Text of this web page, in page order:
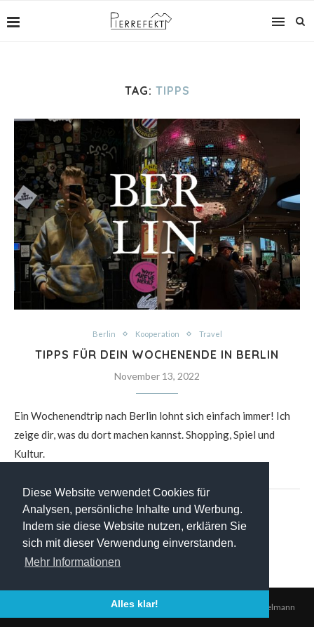
Diese Website verwendet Cookies für
Analysen, persönliche Inhalte und Werbung.
Indem sie diese Website nutzen, erklären Sie
sich mit dieser Verwendung einverstanden.
Mehr Informationen
Alles klar!
TAG: TIPPS
Berlin Kooperation Travel
TIPPS FÜR DEIN WOCHENENDE IN BERLIN
November 13, 2022
Ein Wochenendtrip nach Berlin lohnt sich einfach immer! Ich
zeige dir, was du dort machen kannst. Shopping, Spiel und
Kultur.
@2021 - All Right Reserved. Designed and Developed by Pierre Engelmann